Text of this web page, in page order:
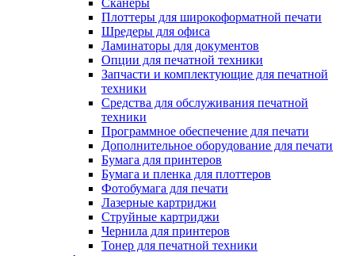
Сканеры
Плоттеры для широкоформатной печати
Шредеры для офиса
Ламинаторы для документов
Опции для печатной техники
Запчасти и комплектующие для печатной
техники
Средства для обслуживания печатной
техники
Программное обеспечение для печати
Дополнительное оборудование для печати
Бумага для принтеров
Бумага и пленка для плоттеров
Фотобумага для печати
Лазерные картриджи
Струйные картриджи
Чернила для принтеров
Тонер для печатной техники